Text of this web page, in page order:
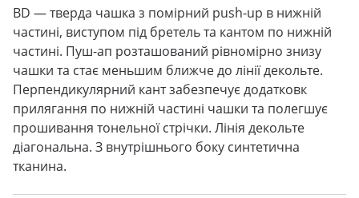
BD — тверда чашка з помірний push-up в нижній
частині, виступом під бретель та кантом по нижній
частині. Пуш-ап розташований рівномірно знизу
чашки та стає меньшим ближче до лінії декольте.
Перпендикулярний кант забезпечує додатковк
прилягання по нижній частині чашки та полегшує
прошивання тонельної стрічки. Лінія декольте
діагональна. З внутрішнього боку синтетична
тканина.